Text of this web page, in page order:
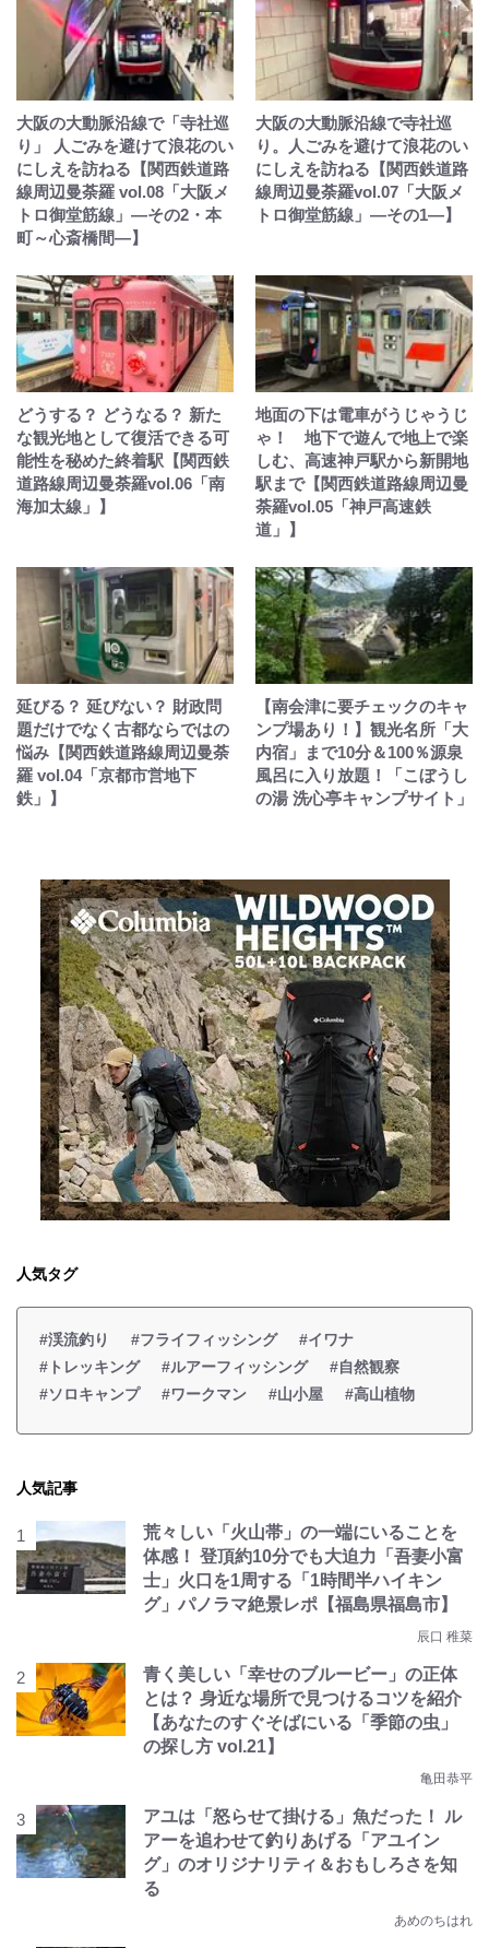
大阪の大動脈沿線で「寺社巡
り」 人ごみを避けて浪花のい
にしえを訪ねる【関西鉄道路
線周辺曼荼羅 vol.08「大阪メ
トロ御堂筋線」—その2・本
町～心斎橋間—】
大阪の大動脈沿線で寺社巡
り。人ごみを避けて浪花のい
にしえを訪ねる【関西鉄道路
線周辺曼荼羅vol.07「大阪メ
トロ御堂筋線」—その1—】
どうする？ どうなる？ 新た
な観光地として復活できる可
能性を秘めた終着駅【関西鉄
道路線周辺曼荼羅vol.06「南
海加太線」】
地面の下は電車がうじゃうじ
ゃ！ 地下で遊んで地上で楽
しむ、高速神戸駅から新開地
駅まで【関西鉄道路線周辺曼
荼羅vol.05「神戸高速鉄
道」】
延びる？ 延びない？ 財政問
題だけでなく古都ならではの
悩み【関西鉄道路線周辺曼荼
羅 vol.04「京都市営地下
鉄」】
【南会津に要チェックのキャ
ンプ場あり！】観光名所「大
内宿」まで10分＆100％源泉
風呂に入り放題！「こぼうし
の湯 洗心亭キャンプサイト」
人気タグ
#渓流釣り #フライフィッシング
#イワナ
#トレッキング
#ルアーフィッシング
#自然観察
#ソロキャンプ
#ワークマン #山小屋 #高山植物
人気記事
荒々しい「火山帯」の一端にいることを
体感！ 登頂約10分でも大迫力「吾妻小富
士」火口を1周する「1時間半ハイキン
グ」パノラマ絶景レポ【福島県福島市】
辰口 稚菜
青く美しい「幸せのブルービー」の正体
とは？ 身近な場所で見つけるコツを紹介
【あなたのすぐそばにいる「季節の虫」
の探し方 vol.21】
亀田恭平
アユは「怒らせて掛ける」魚だった！ ル
アーを追わせて釣りあげる「アユイン
グ」のオリジナリティ＆おもしろさを知
る
あめのちはれ